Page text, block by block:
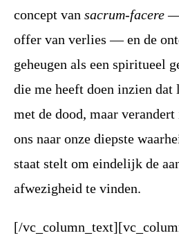
concept van sacrum-facere—
offer van verlies — en de
geheugen als een spiritueel
die me heeft doen inzien dat
met de dood, maar
ons naar onze diepste
staat stelt om eindelijk de
afwezigheid te vinden.
[/